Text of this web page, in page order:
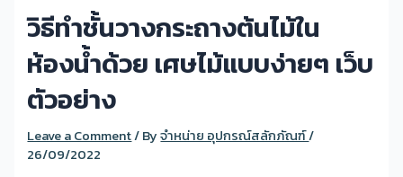
วิธีทำชั้นวางกระถางต้นไม้ใน
ห้องน้ำด้วย เศษไม้แบบง่ายๆ เว็บ
ตัวอย่าง
Leave a Comment/ Byจำหน่าย อุปกรณ์สลักภัณฑ์/
26/09/2022